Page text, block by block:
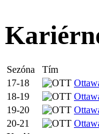
Sezóna Tím
17-18
18-19
19-20
20-21